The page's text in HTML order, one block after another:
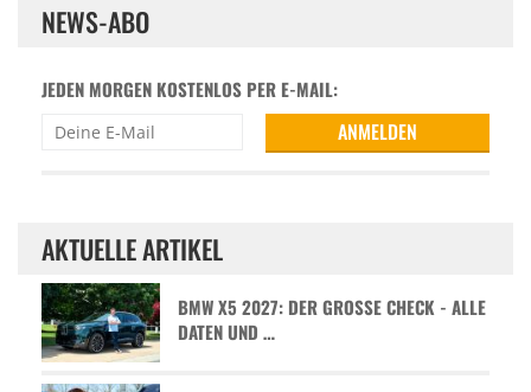
NEWS-ABO
JEDEN MORGEN KOSTENLOS PER E-MAIL:
AKTUELLE ARTIKEL
BMW X5 2027: DER GROSSE CHECK - ALLE D
ATEN UND …